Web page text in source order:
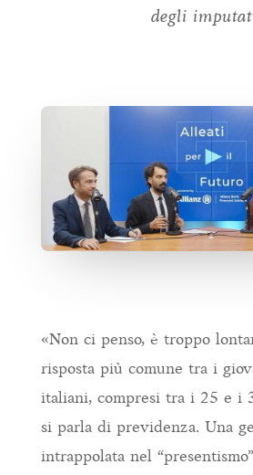
degli
«Non ci penso, è troppo
risposta più comune tra i
italiani, compresi tra i 25 e i
si parla di previdenza. Una
intrappolata nel